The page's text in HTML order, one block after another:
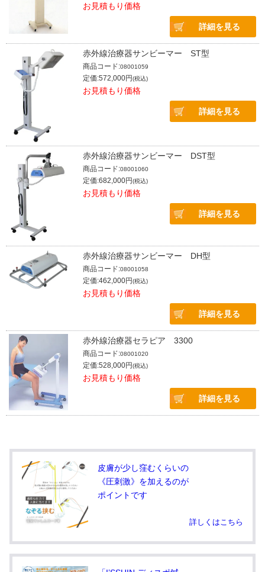
お見積もり価格
詳細を見る
赤外線治療器サンビーマー ST型
商品コード:08001059
定価:572,000円(税込)
お見積もり価格
詳細を見る
赤外線治療器サンビーマー DST型
商品コード:08001060
定価:682,000円(税込)
お見積もり価格
詳細を見る
赤外線治療器サンビーマー DH型
商品コード:08001058
定価:462,000円(税込)
お見積もり価格
詳細を見る
赤外線治療器セラピア 3300
商品コード:08001020
定価:528,000円(税込)
お見積もり価格
詳細を見る
皮膚が少し窪むくらいの
《圧刺激》を加えるのが
ポイントです
詳しくはこちら